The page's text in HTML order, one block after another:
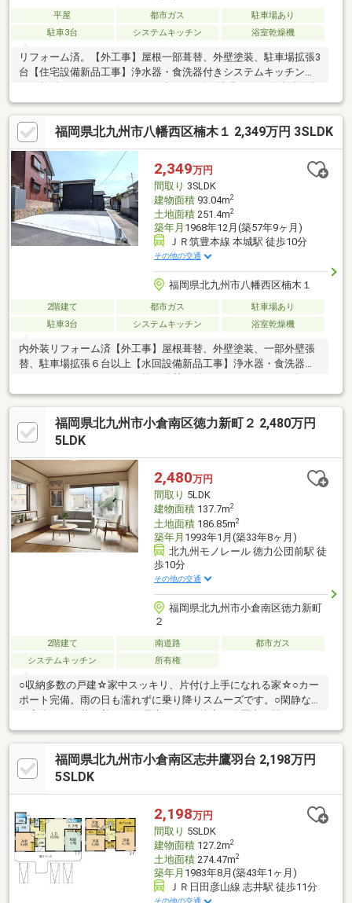
平屋 都市ガス
駐車場あり
駐車3台
システムキッチン 浴室乾燥機
リフォーム済。【外工事】屋根一部葺替、外壁塗装、駐車場拡張3
台【住宅設備新品工事】浄水器・食洗器付きシステムキッチン、
粧台、リクシル製保温洗浄便座付きトイレ、都市ガス給湯器（追
い焚き・エコジョーズ）【内部】間取変更、玄関ドア・玄関タイ
ル、ミラー付シューズボックス、全室クロス、全室床木製フロ
ア、全室建具、一部サッシ（二重サッシ）、ＬＥＤ照明器具全
室、モニター付インターフォン、全室コンセント・スイッチ・ブ
レーカー、火災報知器【その他】一部断熱材設置、シロアリ予防
工事、基礎強化工事、建物耐震診断（補強不要）、建物状況調査
福岡県北九州市八幡西区楠木１ 2,349万円 3SLDK
2,349万円
間取り 3SLDK
建物面積93.04m2
土地面積251.4m2
築年月 1968年12月(築57年9ヶ月)
ＪＲ筑豊本線 本城駅 徒歩10分
その他の交通
福岡県北九州市八幡西区楠木１
2階建て 都市ガス
駐車場あり
駐車3台
システムキッチン 浴室乾燥機
内外装リフォーム済【外工事】屋根葺替、外壁塗装、一部外壁張
替、駐車場拡張６台以上【水回設備新品工事】浄水器・食洗器付
イズ）、三面鏡洗面化粧台、保温洗浄便座付きトイレ、都市ガス
給湯器（エコジョーズ・追い焚き機能付き）【内部】間取変更、
玄関ドア・玄関タイル、ミラー付シューズボックス、全室クロ
ス、全室床木製フロア、全室建具、全室二重サッシ、ＬＥＤ照明
チ・ブレーカー、火災報知器【その他】断熱材部分設置、シロア
リ予防工事、基礎強化工事、建物耐震診断・補強工事、建物状況
調査
福岡県北九州市小倉南区徳力新町２ 2,480万円
5LDK
2,480万円
間取り 5LDK
建物面積137.7m2
土地面積186.85m2
築年月 1993年1月(築33年8ヶ月)
北九州モノレール 徳力公団前駅 徒
歩10分
その他の交通
福岡県北九州市小倉南区徳力新町
２
2階建て 南道路
都市ガス
システムキッチン
所有権
○収納多数の戸建☆家中スッキリ、片付け上手になれる家☆○カー
ポート完備。雨の日も濡れずに乗り降りスムーズです。○閑静な
パー、コンビニ、小学校があり便利ですね。【当社自慢のワンス
トップサービス】・当社在籍スタッフはリフォーム、ローンに関
するエキスパート！・物件購入+リフォーム費用もまとめてお見
積り♪・住み替え先を探しながら、ご自宅の売却が並行して行えま
探し】・土日祝/18時以降/1件～複数件のご内覧も大歓迎・ご自宅
等への送迎も可能です！
福岡県北九州市小倉南区志井鷹羽台 2,198万円
5SLDK
2,198万円
間取り 5SLDK
建物面積127.2m2
土地面積274.47m2
築年月 1983年8月(築43年1ヶ月)
ＪＲ日田彦山線 志井駅 徒歩11分
その他の交通